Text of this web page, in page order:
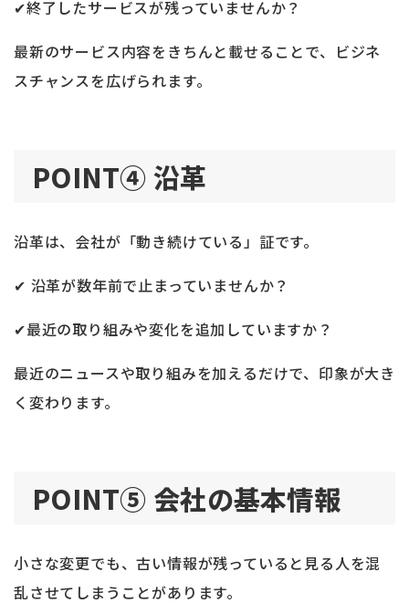
✔終了したサービスが残っていませんか？
最新のサービス内容をきちんと載せることで、ビジネ
スチャンスを広げられます。
POINT④ 沿革
沿革は、会社が「動き続けている」証です。
✔ 沿革が数年前で止まっていませんか？
✔最近の取り組みや変化を追加していますか？
最近のニュースや取り組みを加えるだけで、印象が大き
く変わります。
POINT⑤ 会社の基本情報
小さな変更でも、古い情報が残っていると見る人を混
乱させてしまうことがあります。